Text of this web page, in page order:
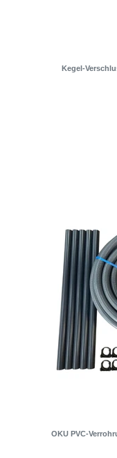
Kegel-
OKU PVC-